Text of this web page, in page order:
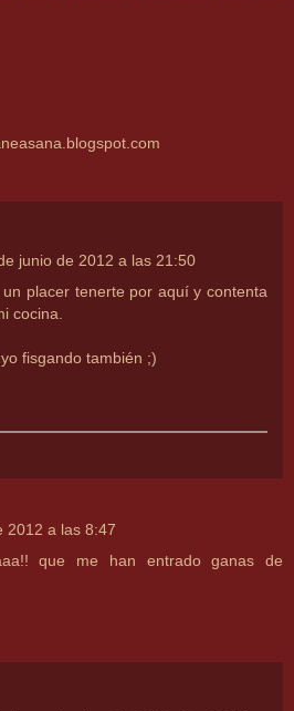
junio de 2012 a las 21:50
placer tenerte por aquí y contenta
cocina.
fisgando también ;)
2012 a las 8:47
que me han entrado ganas de